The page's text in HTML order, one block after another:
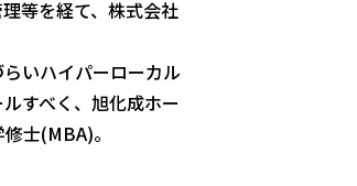
等を経て、株式会社
いハイパーローカル
すべく、旭化成ホー
士(MBA)。